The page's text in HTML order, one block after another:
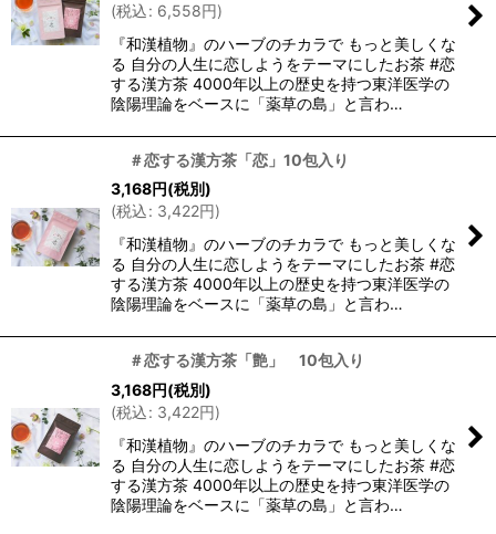
絞り込む
(税込: 6,558円)
『和漢植物』のハーブのチカラで もっと美しくな
る 自分の人生に恋しよう をテーマにしたお茶 #恋
する漢方茶 4000年以上の歴史を持つ東洋医学の
陰陽理論をベースに「薬草の島」と言わ…
＃恋する漢方茶「恋」10包入り
3,168円(税別)
(税込: 3,422円)
『和漢植物』のハーブのチカラで もっと美しくな
る 自分の人生に恋しよう をテーマにしたお茶 #恋
する漢方茶 4000年以上の歴史を持つ東洋医学の
陰陽理論をベースに「薬草の島」と言わ…
＃恋する漢方茶「艶」 10包入り
3,168円(税別)
(税込: 3,422円)
『和漢植物』のハーブのチカラで もっと美しくな
る 自分の人生に恋しよう をテーマにしたお茶 #恋
する漢方茶 4000年以上の歴史を持つ東洋医学の
陰陽理論をベースに「薬草の島」と言わ…